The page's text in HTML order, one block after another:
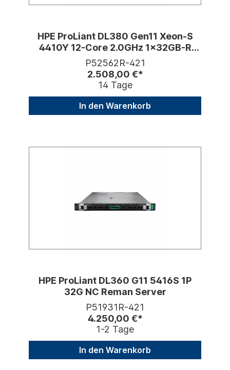
HPE ProLiant DL380 Gen11 Xeon-S
4410Y 12-Core 2.0GHz 1x32GB-R
12xLFF Hot Plug
P52562R-421
2.508,00 €*
14 Tage
In den Warenkorb
HPE ProLiant DL360 G11 5416S 1P
32G NC Reman Server
P51931R-421
4.250,00 €*
1-2 Tage
In den Warenkorb